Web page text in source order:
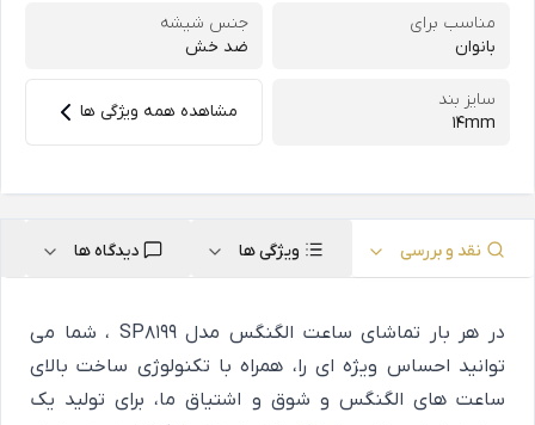
مناسب برای
بانوان
جنس شیشه
ضد خش
سایز بند
14mm
مشاهده همه ویژگی ها
نقد و بررسی ویژگی ها دیدگاه ها
در هر بار تماشای ساعت الگنگس مدل SP8199 ، شما می
توانید احساس ویژه ای را، همراه با تکنولوژی ساخت بالای
ساعت های الگنگس و شوق و اشتیاق ما، برای تولید یک